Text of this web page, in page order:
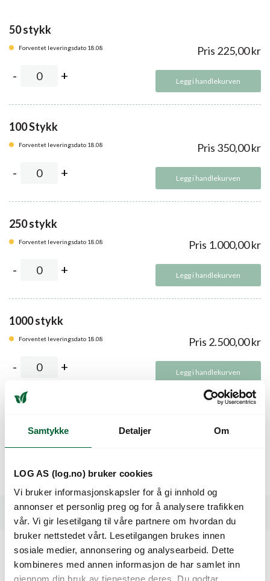
Samtykke Detaljer Om
LOG AS (log.no) bruker cookies
Vi bruker informasjonskapsler for å gi innhold og
annonser et personlig preg og for å analysere trafikken
vår. Vi gir lesetilgang til våre partnere om hvordan du
bruker nettstedet vårt. Lesetilgangen brukes innen
sosiale medier, annonsering og analysearbeid. Dette
kombineres med annen informasjon de har samlet inn
gjennom din bruk av tjenestene deres. Du godtar
50 stykk
Forventet leveringsdato 18.08 Pris 225,00kr
Legg i handlekurven
100 Stykk
Forventet leveringsdato 18.08 Pris 350,00kr
Legg i handlekurven
250 stykk
Forventet leveringsdato 18.08 Pris 1.000,00kr
Legg i handlekurven
1000 stykk
Forventet leveringsdato 18.08 Pris 2.500,00kr
Legg i handlekurven
Beskrivelse
frukter med Brix rundt 9. 30-40 g. ToMV/VaVd/Fol: 0-1.
Spesifikasjoner
Kunder så også på